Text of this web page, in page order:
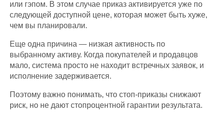
или гэпом. В этом случае приказ активируется уже по
следующей доступной цене, которая может быть хуже,
чем вы планировали.
Еще одна причина — низкая активность по
выбранному активу. Когда покупателей и продавцов
мало, система просто не находит встречных заявок, и
исполнение задерживается.
Поэтому важно понимать, что стоп-приказы снижают
риск, но не дают стопроцентной гарантии результата.